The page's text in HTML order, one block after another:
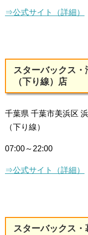
⇒公式サイト（詳細）
スターバックス
（下り線）店
千葉県 千葉市美浜区
（下り線）
07:00～22:00
⇒公式サイト（詳細）
スターバックス